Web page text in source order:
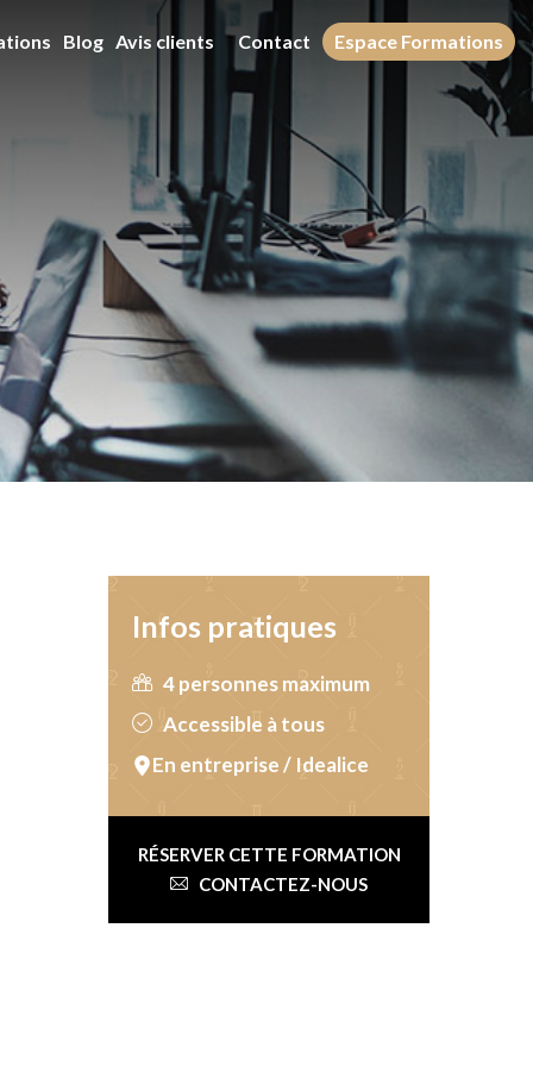
Blog Avis clients Contact Espace Formations
Infos pratiques
4 personnes maximum
Accessible à tous
En entreprise / Idealice
RÉSERVER CETTE FORMATION
CONTACTEZ-NOUS